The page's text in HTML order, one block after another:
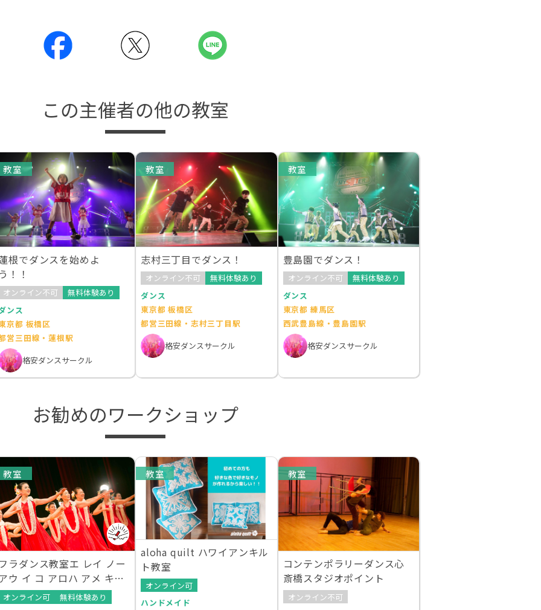
この主催者の他の教室
教室
根でダンスを始めよ
！！
オンライン不可
無料体験あり
ンス
京都 板橋区
営三田線・蓮根駅
格安ダンスサークル
教室
志村三丁目でダンス！
オンライン不可
無料体験あり
ダンス
東京都 板橋区
都営三田線・志村三丁目駅
格安ダンスサークル
教室
豊島園でダンス！
オンライン不可
無料体験あり
ダンス
東京都 練馬区
西武豊島線・豊島園駅
格安ダンスサークル
お勧めのワークショップ
教室
ラダンス教室エ レイ ノー
ウ イ コ アロハ アメ キリ
プ
オンライン可
無料体験あり
教室
aloha quilt ハワイアンキル
ト教室
オンライン可
ハンドメイド
教室
コンテンポラリーダンス心
斎橋スタジオポイント
オンライン不可